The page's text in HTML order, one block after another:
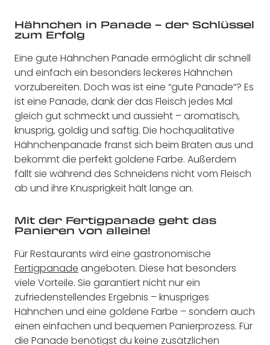
Hähnchen in Panade – der Schlüssel
zum Erfolg
Eine gute Hähnchen Panade ermöglicht dir schnell
und einfach ein besonders leckeres Hähnchen
vorzubereiten. Doch was ist eine “gute Panade“? Es
ist eine Panade, dank der das Fleisch jedes Mal
gleich gut schmeckt und aussieht – aromatisch,
knusprig, goldig und saftig. Die hochqualitative
Hähnchenpanade franst sich beim Braten aus und
bekommt die perfekt goldene Farbe. Außerdem
fällt sie während des Schneidens nicht vom Fleisch
ab und ihre Knusprigkeit hält lange an.
Mit der Fertigpanade geht das
Panieren von alleine!
Für Restaurants wird eine gastronomische
Fertigpanade angeboten. Diese hat besonders
viele Vorteile. Sie garantiert nicht nur ein
zufriedenstellendes Ergebnis – knuspriges
Hähnchen und eine goldene Farbe – sondern auch
einen einfachen und bequemen Panierprozess. Für
die Panade benötigst du keine zusätzlichen